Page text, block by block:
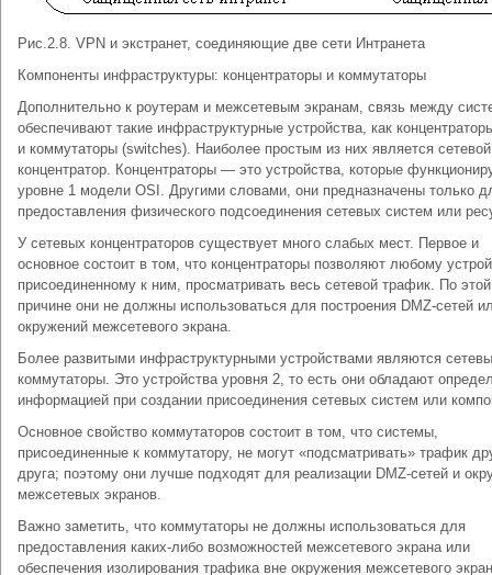
Рис.2.8. VPN и экстранет, соединяющие две сети Интранета
Компоненты инфраструктуры: концентраторы и коммутаторы
Дополнительно к роутерам и межсетевым экранам, связь между
обеспечивают такие инфраструктурные устройства, как
и коммутаторы (switches). Наиболее простым из них является сетевой
концентратор. Концентраторы — это устройства, которые
уровне 1 модели OSI. Другими словами, они предназначены только
предоставления физического подсоединения сетевых систем или
У сетевых концентраторов существует много слабых мест. Первое и
основное состоит в том, что концентраторы позволяют любому
присоединенному к ним, просматривать весь сетевой трафик. По этой
причине они не должны использоваться для построения DMZ-сетей
окружений межсетевого экрана.
Более развитыми инфраструктурными устройствами являются
коммутаторы. Это устройства уровня 2, то есть они обладают
информацией при создании присоединения сетевых систем или
Основное свойство коммутаторов состоит в том, что системы,
присоединенные к коммутатору, не могут «подсматривать» трафик
друга; поэтому они лучше подходят для реализации DMZ-сетей и
межсетевых экранов.
Важно заметить, что коммутаторы не должны использоваться для
предоставления каких-либо возможностей межсетевого экрана или
обеспечения изолирования трафика вне окружения межсетевого